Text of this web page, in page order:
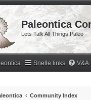
Paleontica
Lets Talk All Things Paleo
Snelle links V&A
Community Index